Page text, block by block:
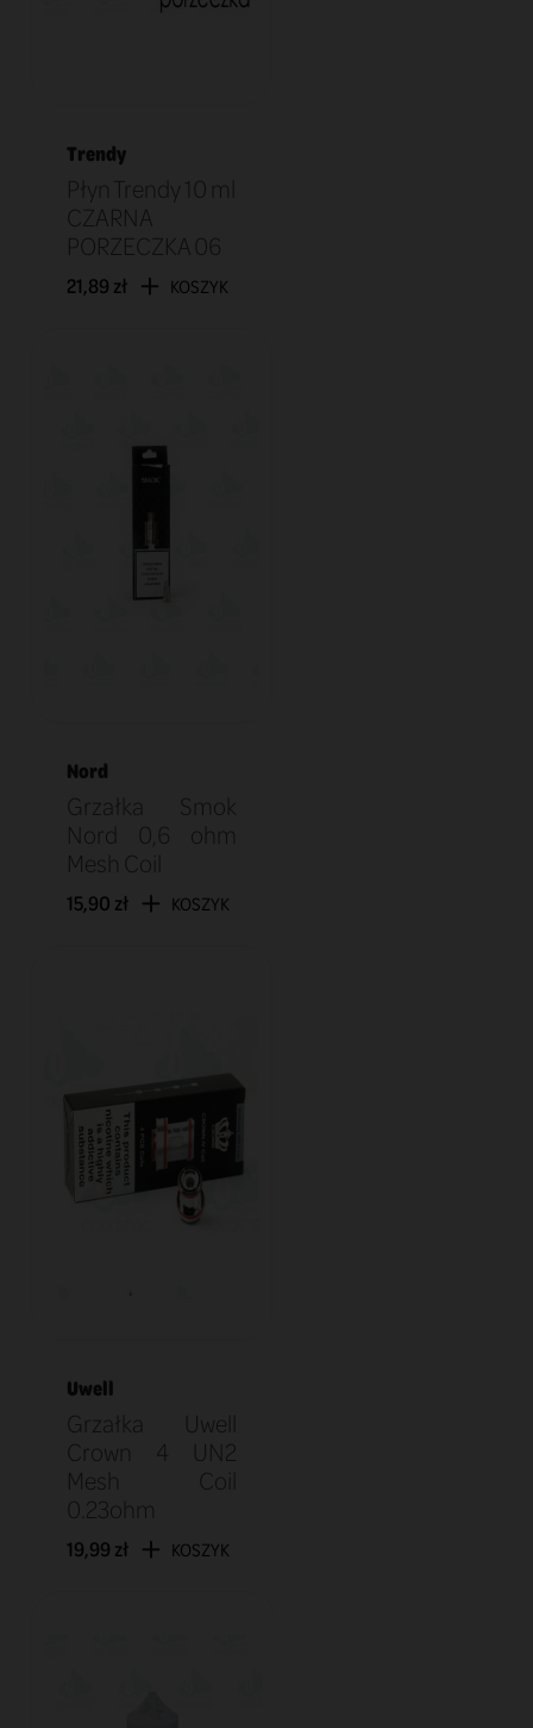
Trendy
Płyn Trendy 10 ml
CZARNA
PORZECZKA 06
21,89 zł KOSZYK
Nord
Grzałka Smok
Nord 0,6 ohm
Mesh Coil
15,90 zł KOSZYK
Uwell
Grzałka Uwell
Crown 4 UN2
Mesh Coil
0.23ohm
19,99 zł KOSZYK